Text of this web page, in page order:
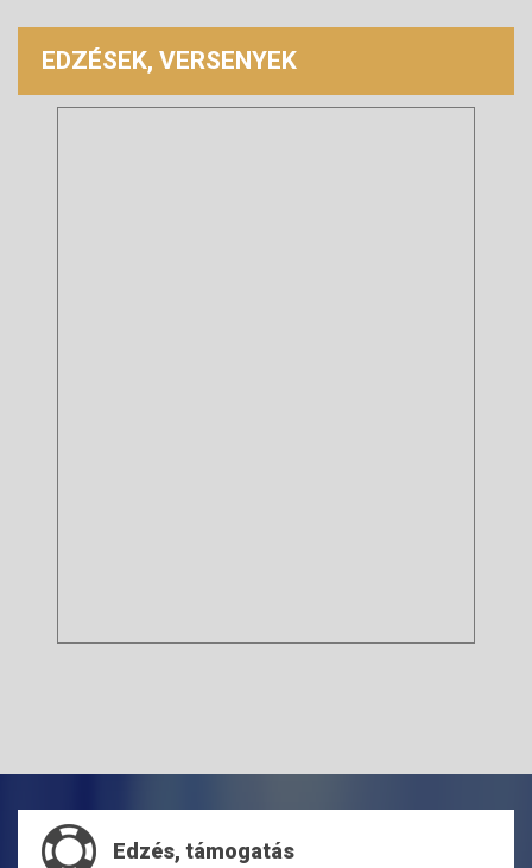
EDZÉSEK, VERSENYEK
Edzés, támogatás